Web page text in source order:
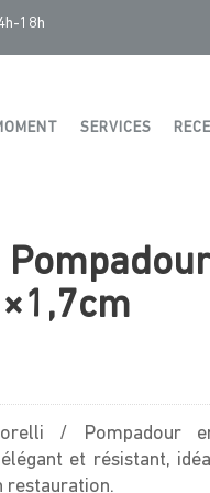
18h
SERVICES
/ Pompadour
et résistant,
restauration.